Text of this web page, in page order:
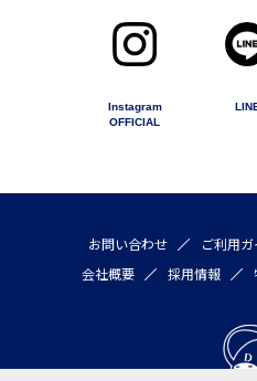
Instagram
OFFICIAL
お問い合わせ ご利用ガ
会社概要
採用情報